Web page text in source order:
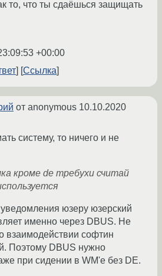
то, что ты сдаёшься защищать
+00:00
Ссылка
от anonymous 10.10.2020
систему, то ничего и не
кроме de требухи считай
юзеру юзерский
именно через DBUS. Не
взаимодействии софтин
Поэтому DBUS нужно
при сидении в WM'е без DE.